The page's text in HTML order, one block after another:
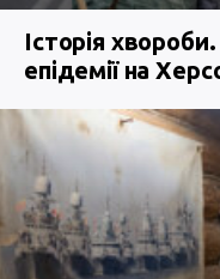
Історія
епідемії на